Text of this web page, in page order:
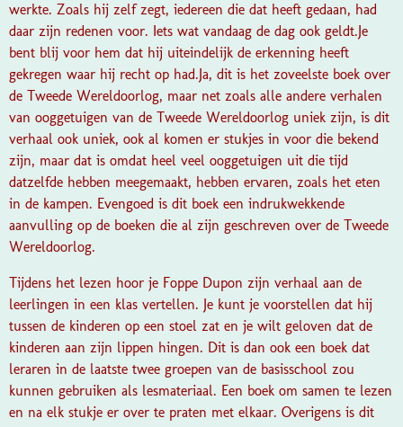
werkte. Zoals hij zelf zegt, iedereen die dat heeft gedaan, had
daar zijn redenen voor. Iets wat vandaag de dag ook geldt. Je
bent blij voor hem dat hij uiteindelijk de erkenning heeft
gekregen waar hij recht op had. Ja, dit is het zoveelste boek over
de Tweede Wereldoorlog, maar net zoals alle andere verhalen
van ooggetuigen van de Tweede Wereldoorlog uniek zijn, is dit
verhaal ook uniek, ook al komen er stukjes in voor die bekend
zijn, maar dat is omdat heel veel ooggetuigen uit die tijd
datzelfde hebben meegemaakt, hebben ervaren, zoals het eten
in de kampen. Evengoed is dit boek een indrukwekkende
aanvulling op de boeken die al zijn geschreven over de Tweede
Wereldoorlog.
Tijdens het lezen hoor je Foppe Dupon zijn verhaal aan de
leerlingen in een klas vertellen. Je kunt je voorstellen dat hij
tussen de kinderen op een stoel zat en je wilt geloven dat de
kinderen aan zijn lippen hingen. Dit is dan ook een boek dat
leraren in de laatste twee groepen van de basisschool zou
kunnen gebruiken als lesmateriaal. Een boek om samen te lezen
en na elk stukje er over te praten met elkaar. Overigens is dit